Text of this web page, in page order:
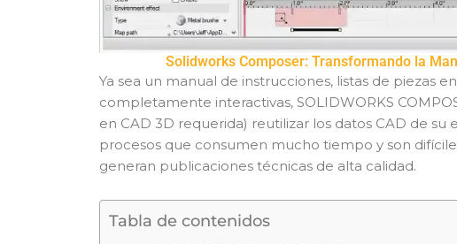
Solidworks Composer: Transformando la
Ya sea un manual de instrucciones, listas de piezas
completamente interactivas, SOLIDWORKS
en CAD 3D requerida) reutilizar los datos CAD de
procesos que consumen mucho tiempo y son
generan publicaciones técnicas de alta calidad.
Tabla de contenidos